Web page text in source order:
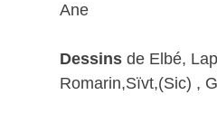
Ane
Dessins de Elbé,
Romarin,Sïvt,(Sic) ,